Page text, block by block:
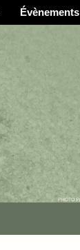
Évènements